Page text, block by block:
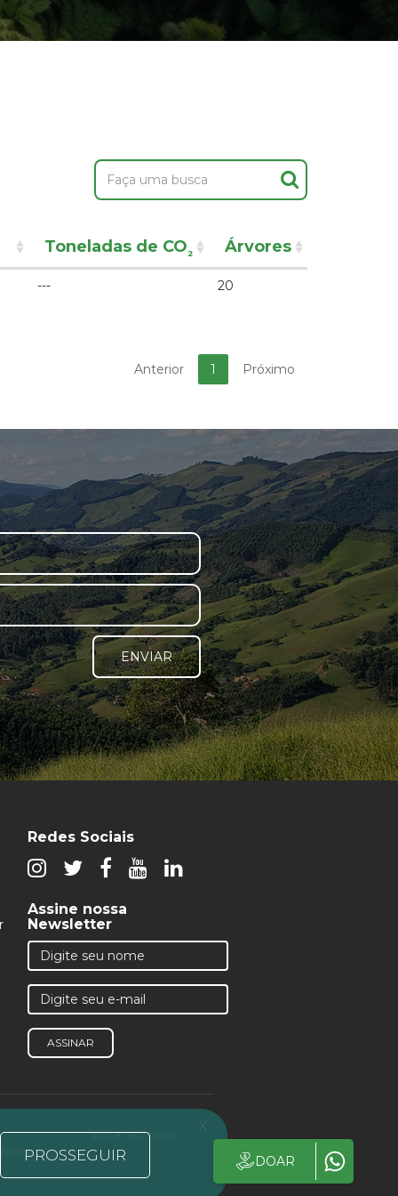
Toneladas de CO² Árvores
--- 20
Anterior 1 Próximo
ENVIAR
Redes Sociais
Assine nossa
Newsletter
ASSINAR
Voltar ao topo x
PROSSEGUIR DOAR